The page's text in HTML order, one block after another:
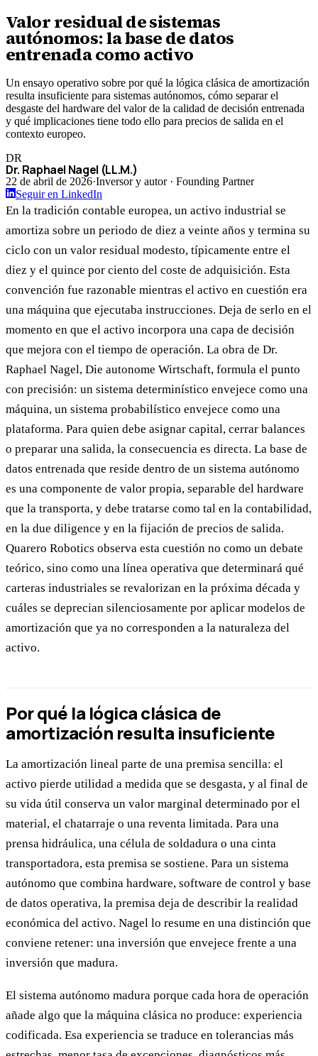
Valor residual de sistemas
autónomos: la base de datos
entrenada como activo
Un ensayo operativo sobre por qué la lógica clásica de amortización
resulta insuficiente para sistemas autónomos, cómo separar el
desgaste del hardware del valor de la calidad de decisión entrenada
y qué implicaciones tiene todo ello para precios de salida en el
contexto europeo.
DR
Dr. Raphael Nagel (LL.M.)
22 de abril de 2026·Inversor y autor · Founding Partner
Seguir en LinkedIn
En la tradición contable europea, un activo industrial se
amortiza sobre un periodo de diez a veinte años y termina su
ciclo con un valor residual modesto, típicamente entre el
diez y el quince por ciento del coste de adquisición. Esta
convención fue razonable mientras el activo en cuestión era
una máquina que ejecutaba instrucciones. Deja de serlo en el
momento en que el activo incorpora una capa de decisión
que mejora con el tiempo de operación. La obra de Dr.
Raphael Nagel, Die autonome Wirtschaft, formula el punto
con precisión: un sistema determinístico envejece como una
máquina, un sistema probabilístico envejece como una
plataforma. Para quien debe asignar capital, cerrar balances
o preparar una salida, la consecuencia es directa. La base de
datos entrenada que reside dentro de un sistema autónomo
es una componente de valor propia, separable del hardware
que la transporta, y debe tratarse como tal en la contabilidad,
en la due diligence y en la fijación de precios de salida.
Quarero Robotics observa esta cuestión no como un debate
teórico, sino como una línea operativa que determinará qué
carteras industriales se revalorizan en la próxima década y
cuáles se deprecian silenciosamente por aplicar modelos de
amortización que ya no corresponden a la naturaleza del
activo.
Por qué la lógica clásica de
amortización resulta insuficiente
La amortización lineal parte de una premisa sencilla: el
activo pierde utilidad a medida que se desgasta, y al final de
su vida útil conserva un valor marginal determinado por el
material, el chatarraje o una reventa limitada. Para una
prensa hidráulica, una célula de soldadura o una cinta
transportadora, esta premisa se sostiene. Para un sistema
autónomo que combina hardware, software de control y base
de datos operativa, la premisa deja de describir la realidad
económica del activo. Nagel lo resume en una distinción que
conviene retener: una inversión que envejece frente a una
inversión que madura.
El sistema autónomo madura porque cada hora de operación
añade algo que la máquina clásica no produce: experiencia
codificada. Esa experiencia se traduce en tolerancias más